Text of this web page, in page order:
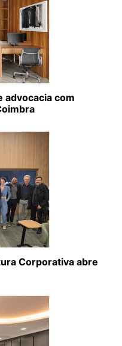
com
Corporativa abre